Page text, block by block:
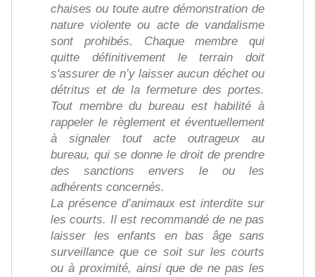
chaises ou toute autre démonstration de
nature violente ou acte de vandalisme
sont prohibés. Chaque membre qui
quitte définitivement le terrain doit
s'assurer de n’y laisser aucun déchet ou
détritus et de la fermeture des portes.
Tout membre du bureau est habilité à
rappeler le règlement et éventuellement
à signaler tout acte outrageux au
bureau, qui se donne le droit de prendre
des sanctions envers le ou les
adhérents concernés.
La présence d’animaux est interdite sur
les courts. Il est recommandé de ne pas
laisser les enfants en bas âge sans
surveillance que ce soit sur les courts
ou à proximité, ainsi que de ne pas les